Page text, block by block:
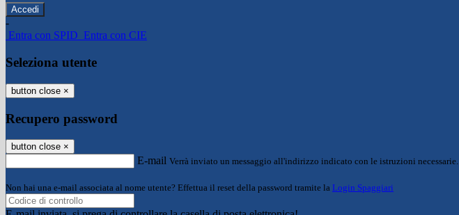
-
Entra con SPID Entra con CIE
Seleziona utente
button close ×
Recupero password
button close ×
E-mail Verrà inviato un messaggio all'indirizzo indicato con le istruzioni necessarie.
Non hai una e-mail associata al nome utente? Effettua il reset della password tramite la Login Spaggiari